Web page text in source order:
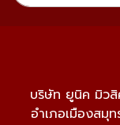
บริษัท ยูนิค มิว
อำเภอเมืองสมุ